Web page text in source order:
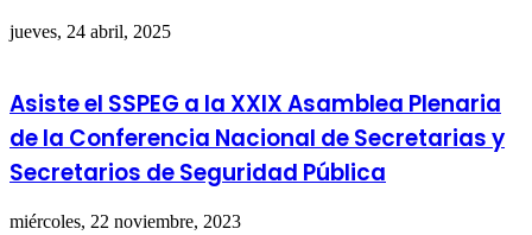
jueves, 24 abril, 2025
Asiste el SSPEG a la XXIX Asamblea Plenaria
de la Conferencia Nacional de Secretarias y
Secretarios de Seguridad Pública
miércoles, 22 noviembre, 2023